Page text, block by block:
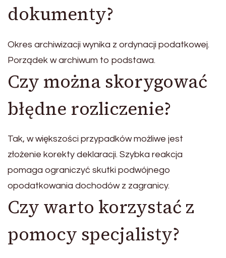
dokumenty?
Okres archiwizacji wynika z ordynacji podatkowej.
Porządek w archiwum to podstawa.
Czy można skorygować
błędne rozliczenie?
Tak, w większości przypadków możliwe jest
złożenie korekty deklaracji. Szybka reakcja
pomaga ograniczyć skutki podwójnego
opodatkowania dochodów z zagranicy.
Czy warto korzystać z
pomocy specjalisty?